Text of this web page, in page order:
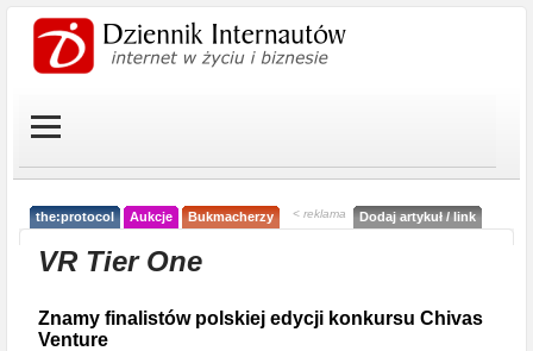
the:protocol Aukcje Bukmacherzy < reklama Dodaj artykuł / link
VR Tier One
Znamy finalistów polskiej edycji konkursu Chivas
Venture